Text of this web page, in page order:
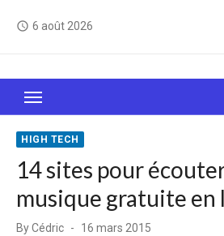
access_time 6 août 2026
Le Web, c'est comme une
sait jamais sur quoi on
HIGH TECH
14 sites pour
musique gratuite en
ByCédric
Posted
16 mars 2015